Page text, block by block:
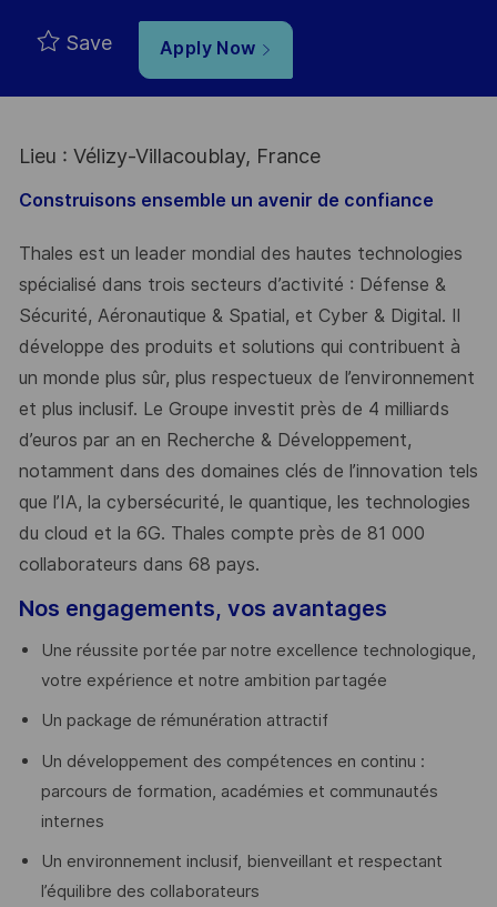
Save Apply Now
Lieu : Vélizy-Villacoublay, France
Construisons ensemble un avenir de confiance
Thales est un leader mondial des hautes technologies
spécialisé dans trois secteurs d’activité : Défense &
Sécurité, Aéronautique & Spatial, et Cyber & Digital. Il
développe des produits et solutions qui contribuent à
un monde plus sûr, plus respectueux de l’environnement
et plus inclusif. Le Groupe investit près de 4 milliards
d’euros par an en Recherche & Développement,
notamment dans des domaines clés de l’innovation tels
que l’IA, la cybersécurité, le quantique, les technologies
du cloud et la 6G. Thales compte près de 81 000
collaborateurs dans 68 pays.
Nos engagements, vos avantages
Une réussite portée par notre excellence technologique,
votre expérience et notre ambition partagée
Un package de rémunération attractif
Un développement des compétences en continu :
parcours de formation, académies et communautés
internes
Un environnement inclusif, bienveillant et respectant
l’équilibre des collaborateurs